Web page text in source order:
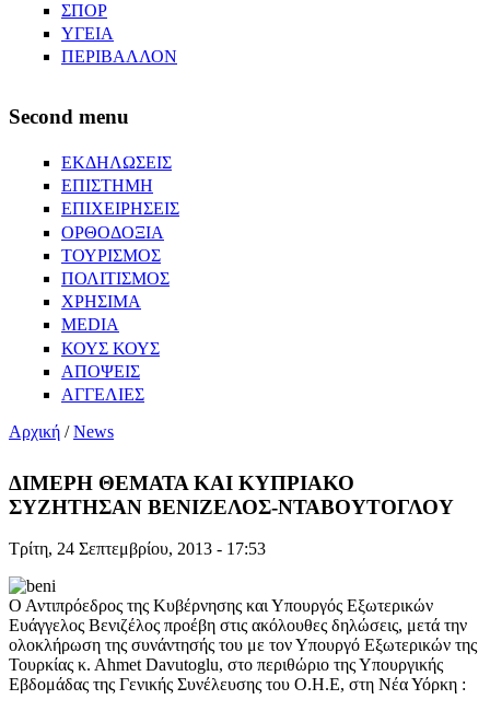
ΣΠΟΡ
ΥΓΕΙΑ
ΠΕΡΙΒΑΛΛΟΝ
Second menu
ΕΚΔΗΛΩΣΕΙΣ
ΕΠΙΣΤΗΜΗ
ΕΠΙΧΕΙΡΗΣΕΙΣ
ΟΡΘΟΔΟΞΙΑ
ΤΟΥΡΙΣΜΟΣ
ΠΟΛΙΤΙΣΜΟΣ
ΧΡΗΣΙΜΑ
MEDIA
ΚΟΥΣ ΚΟΥΣ
ΑΠΟΨΕΙΣ
ΑΓΓΕΛΙΕΣ
Αρχική /News
ΔΙΜΕΡΗ ΘΕΜΑΤΑ ΚΑΙ ΚΥΠΡΙΑΚΟ
ΣΥΖΗΤΗΣΑΝ ΒΕΝΙΖΕΛΟΣ-ΝΤΑΒΟΥΤΟΓΛΟΥ
Τρίτη, 24 Σεπτεμβρίου, 2013 - 17:53
Ο Αντιπρόεδρος της Κυβέρνησης και Υπουργός Εξωτερικών
Ευάγγελος Βενιζέλος προέβη στις ακόλουθες δηλώσεις, μετά την
ολοκλήρωση της συνάντησής του με τον Υπουργό Εξωτερικών της
Τουρκίας κ. Αhmet Davutoglu, στο περιθώριο της Υπουργικής
Εβδομάδας της Γενικής Συνέλευσης του Ο.Η.Ε, στη Νέα Υόρκη :